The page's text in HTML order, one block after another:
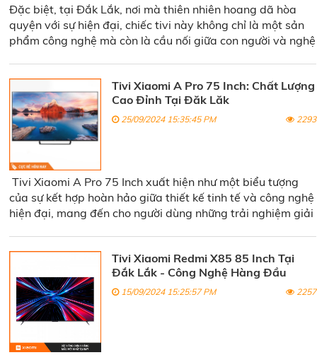
Đặc biệt, tại Đắk Lắk, nơi mà thiên nhiên hoang dã hòa
quyện với sự hiện đại, chiếc tivi này không chỉ là một sản
phẩm công nghệ mà còn là cầu nối giữa con người và nghệ
Tivi Xiaomi A Pro 75 Inch: Chất Lượng
Cao Đỉnh Tại Đăk Lăk
25/09/2024 15:35:45 PM 2293
Tivi Xiaomi A Pro 75 Inch xuất hiện như một biểu tượng
của sự kết hợp hoàn hảo giữa thiết kế tinh tế và công nghệ
hiện đại, mang đến cho người dùng những trải nghiệm giải
đã và đang tạo nên một cơn sốt mới trong thị trường tivi,
đặc biệt là với chất lượng hình ảnh sắc nét và âm thanh
sống động.
Tivi Xiaomi Redmi X85 85 Inch Tại
Đắk Lắk - Công Nghệ Hàng Đầu
15/09/2024 15:25:57 PM 2257